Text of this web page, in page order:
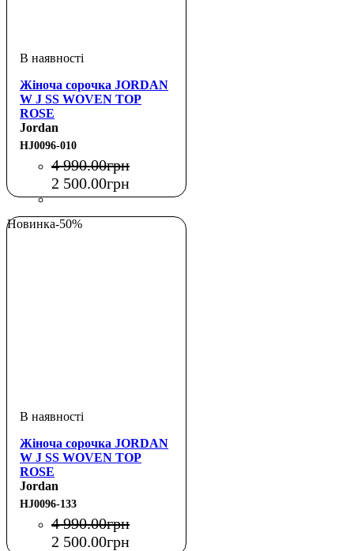
Жіноча сорочка JORDAN
W J SS WOVEN TOP
ROSE
Jordan
HJ0096-010
4 990.00грн
2 500.00грн
Новинка-50%
Жіноча сорочка JORDAN
W J SS WOVEN TOP
ROSE
Jordan
HJ0096-133
4 990.00грн
2 500.00грн